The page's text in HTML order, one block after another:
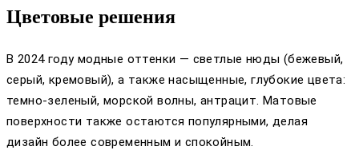
Цветовые решения
В 2024 году модные оттенки — светлые нюды (бежевый,
серый, кремовый), а также насыщенные, глубокие цвета:
темно-зеленый, морской волны, антрацит. Матовые
поверхности также остаются популярными, делая
дизайн более современным и спокойным.